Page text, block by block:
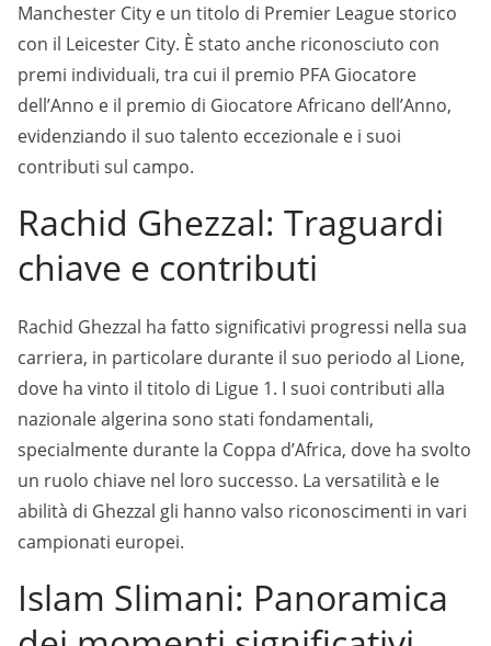
Manchester City e un titolo di Premier League storico
con il Leicester City. È stato anche riconosciuto con
premi individuali, tra cui il premio PFA Giocatore
dell’Anno e il premio di Giocatore Africano dell’Anno,
evidenziando il suo talento eccezionale e i suoi
contributi sul campo.
Rachid Ghezzal: Traguardi
chiave e contributi
Rachid Ghezzal ha fatto significativi progressi nella sua
carriera, in particolare durante il suo periodo al Lione,
dove ha vinto il titolo di Ligue 1. I suoi contributi alla
nazionale algerina sono stati fondamentali,
specialmente durante la Coppa d’Africa, dove ha svolto
un ruolo chiave nel loro successo. La versatilità e le
abilità di Ghezzal gli hanno valso riconoscimenti in vari
campionati europei.
Islam Slimani: Panoramica